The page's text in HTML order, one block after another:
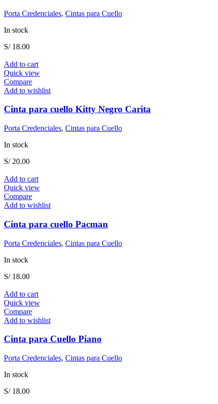
Porta Credenciales, Cintas para Cuello
In stock
S/18.00
Add to cart
Quick view
Compare
Add to wishlist
Cinta para cuello Kitty Negro Carita
Porta Credenciales, Cintas para Cuello
In stock
S/20.00
Add to cart
Quick view
Compare
Add to wishlist
Cinta para cuello Pacman
Porta Credenciales, Cintas para Cuello
In stock
S/18.00
Add to cart
Quick view
Compare
Add to wishlist
Cinta para Cuello Piano
Porta Credenciales, Cintas para Cuello
In stock
S/18.00